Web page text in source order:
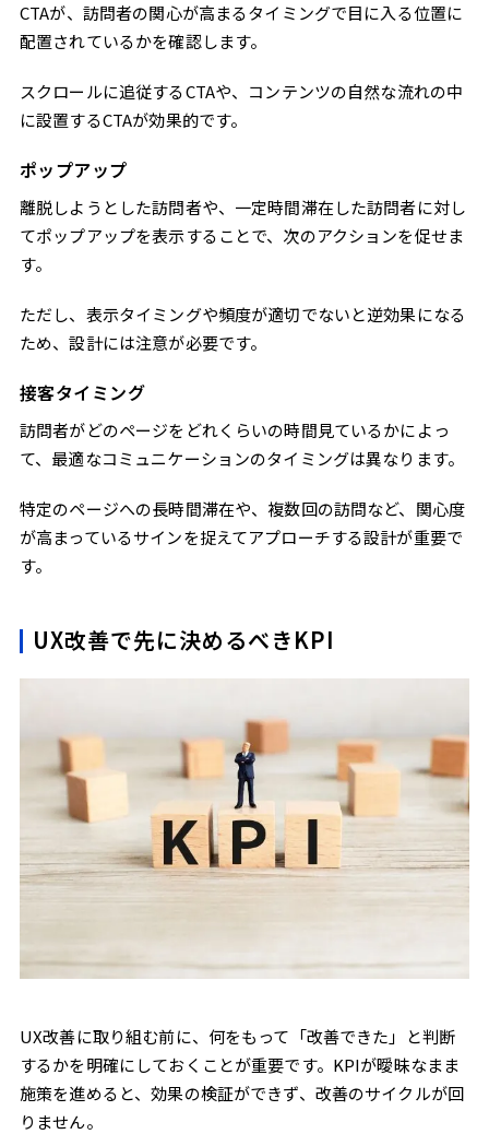
CTAが、訪問者の関心が高まるタイミングで目に入る位置に
配置されているかを確認します。
スクロールに追従するCTAや、コンテンツの自然な流れの中
に設置するCTAが効果的です。
ポップアップ
離脱しようとした訪問者や、一定時間滞在した訪問者に対し
てポップアップを表示することで、次のアクションを促せま
す。
ただし、表示タイミングや頻度が適切でないと逆効果になる
ため、設計には注意が必要です。
接客タイミング
訪問者がどのページをどれくらいの時間見ているかによっ
て、最適なコミュニケーションのタイミングは異なります。
特定のページへの長時間滞在や、複数回の訪問など、関心度
が高まっているサインを捉えてアプローチする設計が重要で
す。
UX改善で先に決めるべきKPI
UX改善に取り組む前に、何をもって「改善できた」と判断
するかを明確にしておくことが重要です。KPIが曖昧なまま
施策を進めると、効果の検証ができず、改善のサイクルが回
りません。